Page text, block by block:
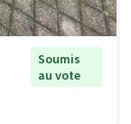
Soumis
au vote